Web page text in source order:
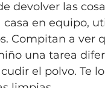
devolver las
casa en equipo,
Compitan a ver
una tarea
el polvo. Te